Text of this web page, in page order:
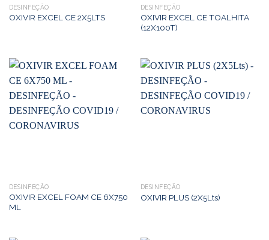
DESINFEÇÃO
OXIVIR EXCEL CE 2X5LTS
DESINFEÇÃO
OXIVIR EXCEL CE TOALHITA
(12X100T)
DESINFEÇÃO
OXIVIR EXCEL FOAM CE 6X750
ML
DESINFEÇÃO
OXIVIR PLUS (2X5Lts)